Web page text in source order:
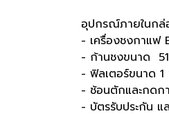
อุปกรณ์ภายในกล่
- เครื่องชงกาแฟ
- ก้านชงขนาด
- ฟิลเตอร์ขนาด
- ช้อนตักและกดก
- บัตรรับประกัน แ